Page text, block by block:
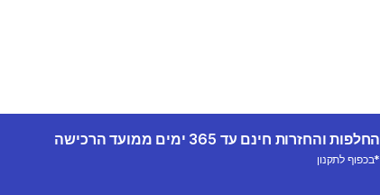
החלפות והחזרות חינם עד 365 ימים ממועד הרכישה
*בכפוף לתקנון